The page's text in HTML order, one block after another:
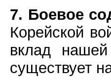
7. Боевое
Корейской
вклад
существует